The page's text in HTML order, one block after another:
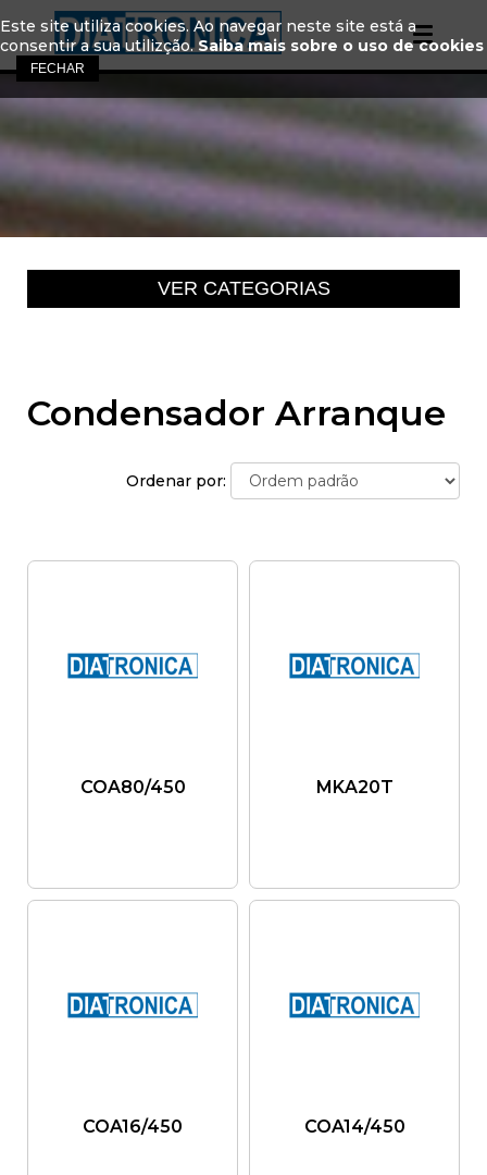
Condensador Arranque
Ordenar por:
COA80/450 MKA20T
COA16/450 COA14/450
Este site utiliza cookies. Ao navegar neste site está a
consentir a sua utilizção. Saiba mais sobre o uso de cookies